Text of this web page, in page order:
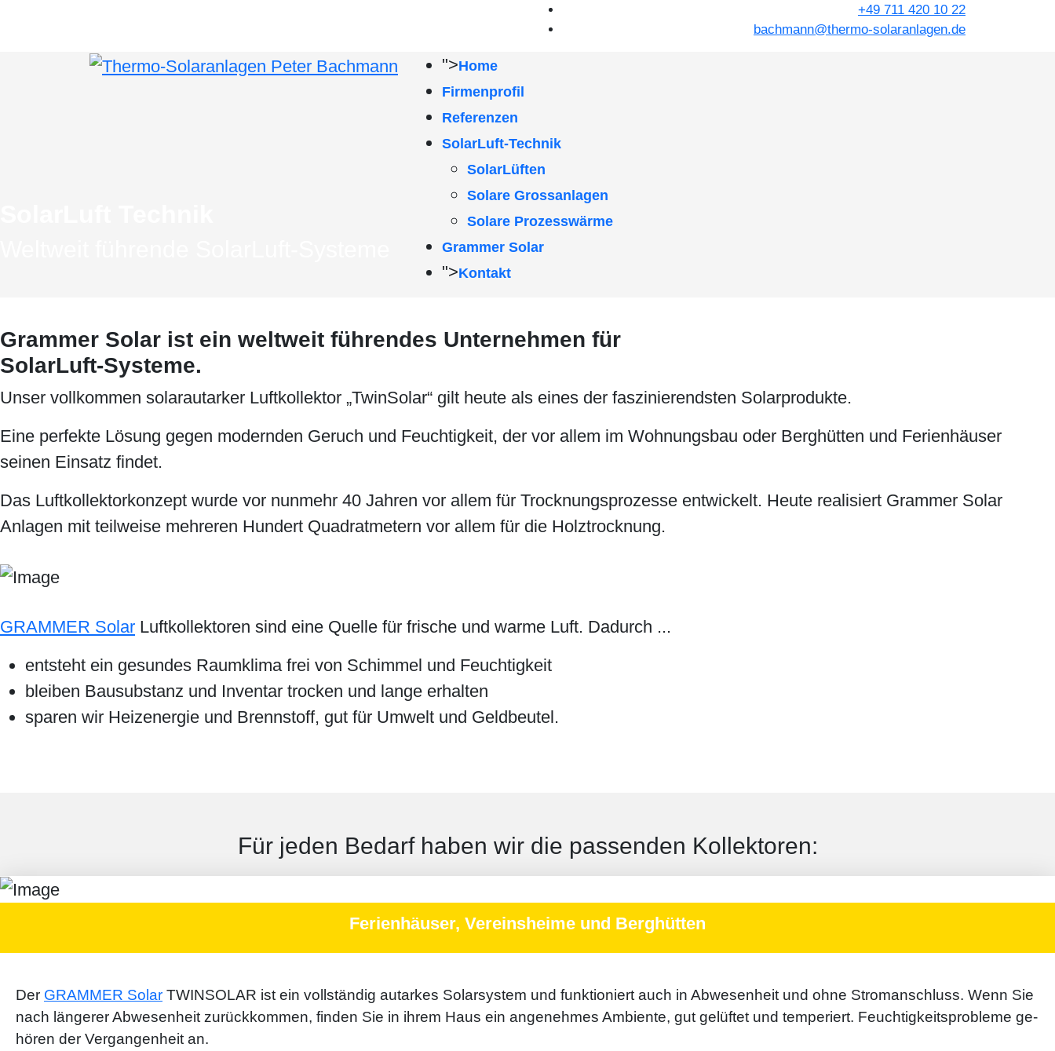
+49 711 420 10 22
bachmann@thermo-solaranlagen.de
">Home
Firmenprofil
Referenzen
SolarLuft-Technik
SolarLüften
Solare Grossanlagen
Solare Prozesswärme
Grammer Solar
">Kontakt
Grammer Solar ist ein weltweit führendes Unternehmen für
SolarLuft-Systeme.
Unser vollkommen solarautarker Luftkollektor „TwinSolar“ gilt heute als eines der faszinierendsten Solarprodukte.
Eine perfekte Lösung gegen modernden Geruch und Feuchtigkeit, der vor allem im Wohnungsbau oder Berghütten und Ferienhäuser
seinen Einsatz findet.
Das Luftkollektorkonzept wurde vor nunmehr 40 Jahren vor allem für Trocknungsprozesse entwickelt. Heute realisiert Grammer Solar
Anlagen mit teilweise mehreren Hundert Quadratmetern vor allem für die Holztrocknung.
GRAMMER Solar Luftkollektoren sind eine Quelle für frische und warme Luft. Dadurch ...
entsteht ein gesundes Raumklima frei von Schimmel und Feuchtigkeit
bleiben Bausubstanz und Inventar trocken und lange erhalten
sparen wir Heizenergie und Brennstoff, gut für Umwelt und Geldbeutel.
Für jeden Bedarf haben wir die passenden Kollektoren:
Ferien­häuser, Vereins­heime und Berg­hütten
Der GRAMMER Solar TWINSOLAR ist ein voll­ständig autarkes Solar­system und funk­tioniert auch in Ab­wesen­heit und ohne Strom­an­schluss. Wenn Sie
nach längerer Ab­wesen­heit zu­rück­kommen, finden Sie in ihrem Haus ein an­genehmes Am­biente, gut ge­lüftet und tempe­riert. Feuchtig­keits­probleme ge­
hören der Vergangen­heit an.